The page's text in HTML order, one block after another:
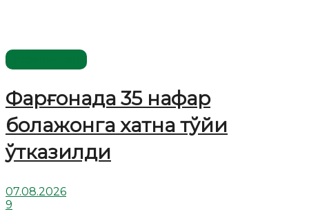
Фарғонада 35 нафар
болажонга хатна тўйи
ўтказилди
07.08.2026
9